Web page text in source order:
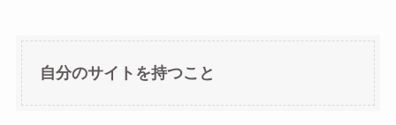
自分のサイトを持つこと